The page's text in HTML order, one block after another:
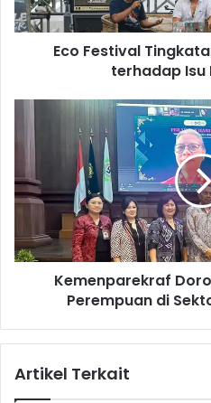
i
v
a
t
n
K
d
r
Eco Festival
terhadap Isu
n
p
r
e
o
Kemenparekraf
Perempuan di
Artikel Terkait